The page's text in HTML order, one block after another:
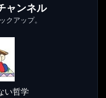
ャンネル
クアップ。
い哲学